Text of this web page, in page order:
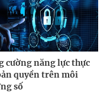
cường năng lực thực
quyền trên môi
số